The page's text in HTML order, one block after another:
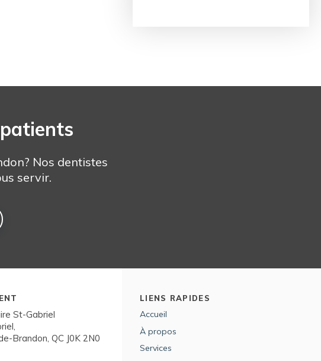
Nos dentistes
servir.
St-Gabriel
Brandon QC J0K 2N0
LIENS RAPIDES
Accueil
À propos
Services